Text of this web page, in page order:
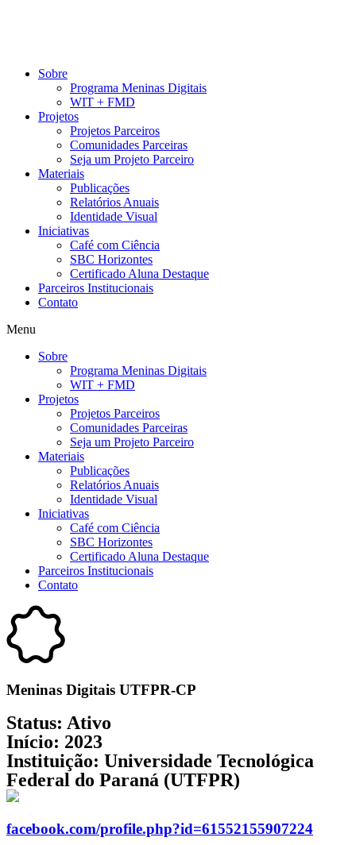
Sobre
Programa Meninas Digitais
WIT + FMD
Projetos
Projetos Parceiros
Comunidades Parceiras
Seja um Projeto Parceiro
Materiais
Publicações
Relatórios Anuais
Identidade Visual
Iniciativas
Café com Ciência
SBC Horizontes
Certificado Aluna Destaque
Parceiros Institucionais
Contato
Menu
Sobre
Programa Meninas Digitais
WIT + FMD
Projetos
Projetos Parceiros
Comunidades Parceiras
Seja um Projeto Parceiro
Materiais
Publicações
Relatórios Anuais
Identidade Visual
Iniciativas
Café com Ciência
SBC Horizontes
Certificado Aluna Destaque
Parceiros Institucionais
Contato
Meninas Digitais UTFPR-CP
Status: Ativo
Início: 2023
Instituição: Universidade Tecnológica
Federal do Paraná (UTFPR)
facebook.com/profile.php?id=61552155907224